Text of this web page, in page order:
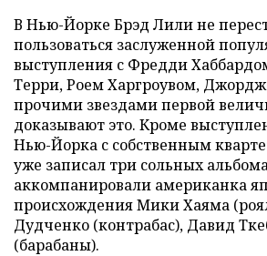
В Нью-Йорке Брэд Лили не
пользоваться заслуженной
выступления с Фредди
Терри, Роем Харгроувом,
прочими звездами первой
доказывают это. Кроме
Нью-Йорка с собственным
уже записал три сольных
аккомпанировали американка
происхождения Мики Хаяма
Дудченко (контрабас), Давид
(барабаны).